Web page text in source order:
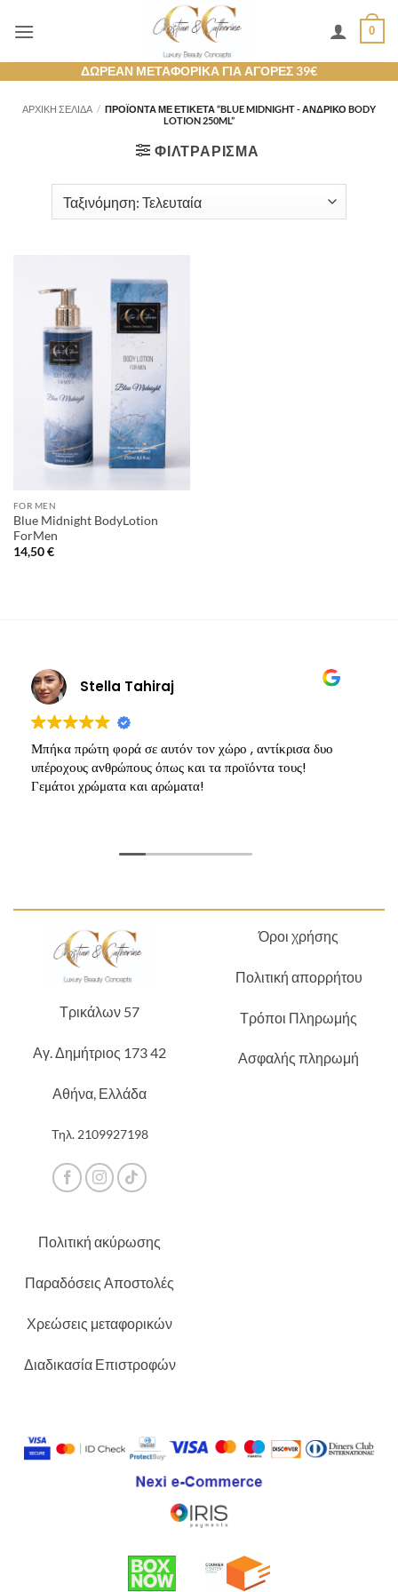
στο
0
ΔΩΡΕΑΝ ΜΕΤΑΦΟΡΙΚΑ ΓΙΑ ΑΓΟΡΕΣ 39€
ΑΡΧΙΚΉ ΣΕΛΊΔΑ / ΠΡΟΪΌΝΤΑ ΜΕ ΕΤΙΚΈΤΑ “BLUE MIDNIGHT - ΆΝΔΡΙΚΟ BODY
LOTION 250ML”
ΦΙΛΤΡΆΡΙΣΜΑ
FOR MEN
Blue Midnight BodyLotion
ForMen
14,50€
Stella Tahiraj
Μπήκα πρώτη φορά σε αυτόν τον χώρο , αντίκρισα δυο
υπέροχους ανθρώπους όπως και τα προϊόντα τους!
Γεμάτοι χρώματα και αρώματα!
Τρικάλων 57
Αγ. Δημήτριος 173 42
Αθήνα, Ελλάδα
Τηλ.2109927198
Όροι χρήσης
Πολιτική απορρήτου
Τρόποι Πληρωμής
Ασφαλής πληρωμή
Πολιτική ακύρωσης
Παραδόσεις Αποστολές
Χρεώσεις μεταφορικών
Διαδικασία Επιστροφών